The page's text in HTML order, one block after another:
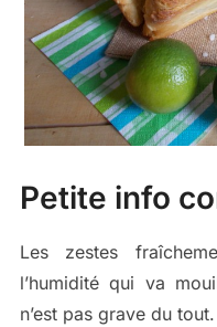
Petite info
Les zestes
l’humidité qui va
n’est pas grave du tout.